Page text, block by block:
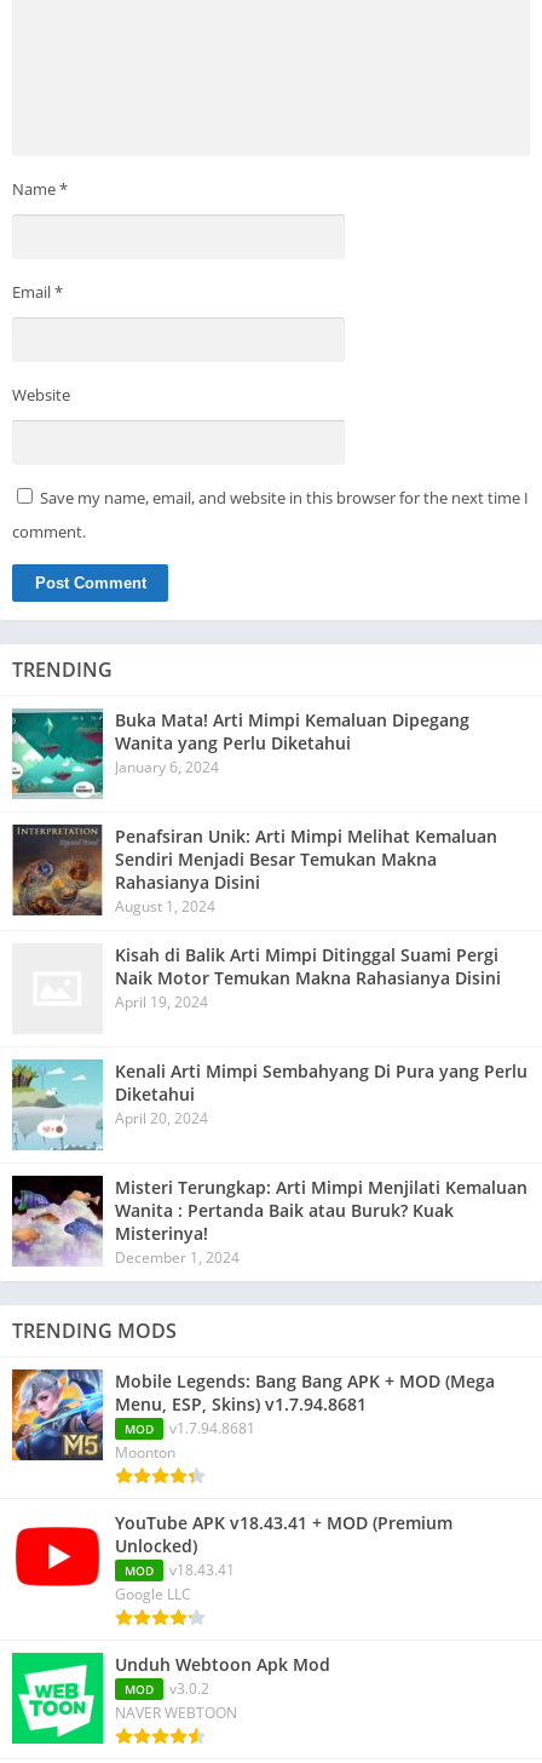
Name*
Email*
Website
Save my name, email, and website in this browser for the next time I
comment.
TRENDING
Buka Mata! Arti Mimpi Kemaluan Dipegang
Wanita yang Perlu Diketahui
January 6, 2024
Penafsiran Unik: Arti Mimpi Melihat Kemaluan
Sendiri Menjadi Besar Temukan Makna
Rahasianya Disini
August 1, 2024
Kisah di Balik Arti Mimpi Ditinggal Suami Pergi
Naik Motor Temukan Makna Rahasianya Disini
April 19, 2024
Kenali Arti Mimpi Sembahyang Di Pura yang Perlu
Diketahui
April 20, 2024
Misteri Terungkap: Arti Mimpi Menjilati Kemaluan
Wanita : Pertanda Baik atau Buruk? Kuak
Misterinya!
December 1, 2024
TRENDING MODS
Mobile Legends: Bang Bang APK + MOD (Mega
Menu, ESP, Skins) v1.7.94.8681
MOD
v1.7.94.8681
Moonton
YouTube APK v18.43.41 + MOD (Premium
Unlocked)
MOD
v18.43.41
Google LLC
Unduh Webtoon Apk Mod
MOD
v3.0.2
NAVER WEBTOON